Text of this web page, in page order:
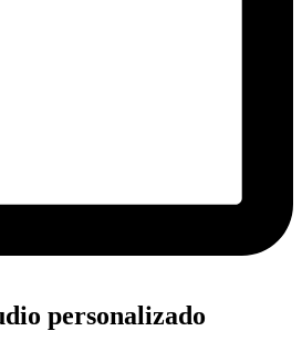
personalizado